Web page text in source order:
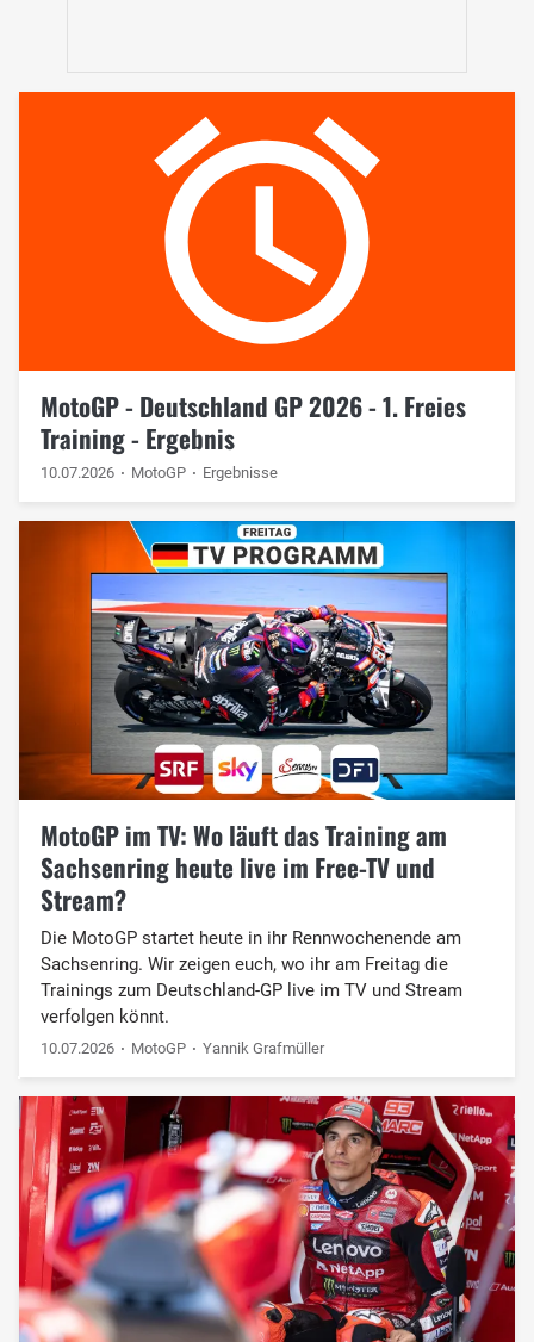
MotoGP - Deutschland GP 2026 - 1. Freies
Training - Ergebnis
10.07.2026 MotoGP Ergebnisse
MotoGP im TV: Wo läuft das Training am
Sachsenring heute live im Free-TV und
Stream?
Die MotoGP startet heute in ihr Rennwochenende am
Sachsenring. Wir zeigen euch, wo ihr am Freitag die
Trainings zum Deutschland-GP live im TV und Stream
verfolgen könnt.
10.07.2026 MotoGP Yannik Grafmüller